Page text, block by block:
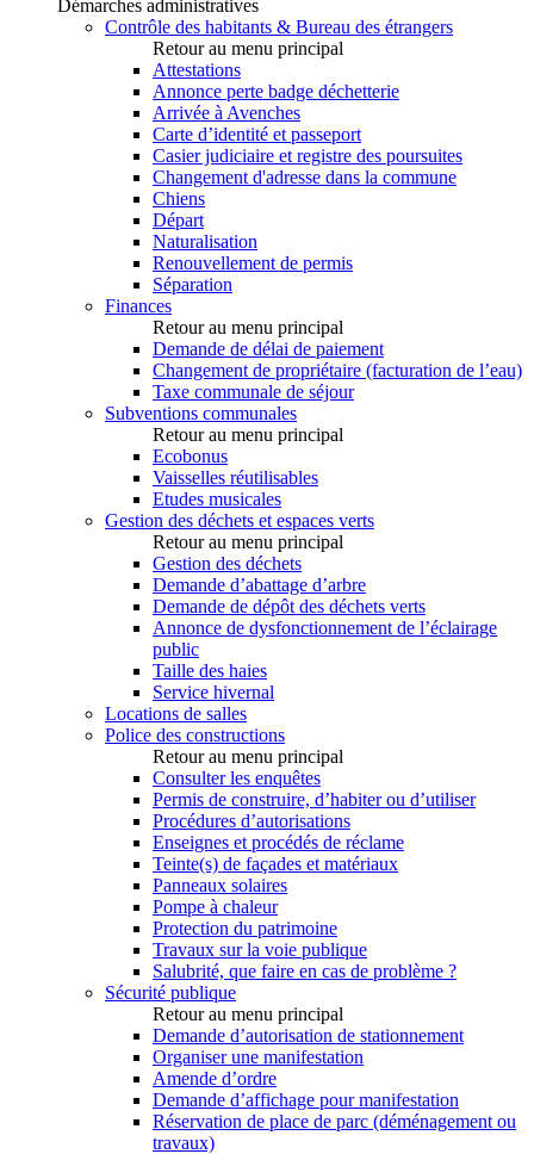
Démarches administratives
Contrôle des habitants & Bureau des étrangers
Retour au menu principal
Attestations
Annonce perte badge déchetterie
Arrivée à Avenches
Carte d’identité et passeport
Casier judiciaire et registre des poursuites
Changement d'adresse dans la commune
Chiens
Départ
Naturalisation
Renouvellement de permis
Séparation
Finances
Retour au menu principal
Demande de délai de paiement
Changement de propriétaire (facturation de l’eau)
Taxe communale de séjour
Subventions communales
Retour au menu principal
Ecobonus
Vaisselles réutilisables
Etudes musicales
Gestion des déchets et espaces verts
Retour au menu principal
Gestion des déchets
Demande d’abattage d’arbre
Demande de dépôt des déchets verts
Annonce de dysfonctionnement de l’éclairage
public
Taille des haies
Service hivernal
Locations de salles
Police des constructions
Retour au menu principal
Consulter les enquêtes
Permis de construire, d’habiter ou d’utiliser
Procédures d’autorisations
Enseignes et procédés de réclame
Teinte(s) de façades et matériaux
Panneaux solaires
Pompe à chaleur
Protection du patrimoine
Travaux sur la voie publique
Salubrité, que faire en cas de problème ?
Sécurité publique
Retour au menu principal
Demande d’autorisation de stationnement
Organiser une manifestation
Amende d’ordre
Demande d’affichage pour manifestation
Réservation de place de parc (déménagement ou
travaux)